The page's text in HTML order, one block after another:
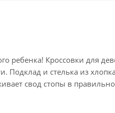
ребенка! Кроссовки для
Подклад и стелька из
свод стопы в